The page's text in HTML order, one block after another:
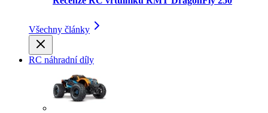
Všechny články
RC náhradní díly